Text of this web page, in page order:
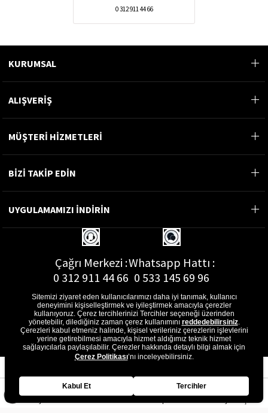
0 312 911 44 66
KURUMSAL
ALIŞVERİŞ
MÜŞTERİ HİZMETLERİ
BİZİ TAKİP EDİN
UYGULAMAMIZI İNDİRİN
Çağrı Merkezi :
0 312 911 44 66
Whatsapp Hattı :
0 533 145 69 96
E-Posta Adresi :
musterihizmetleri@gon.com.tr
Sitemizi ziyaret eden kullanıcılarımızı daha iyi tanımak, kullanıcı
deneyimini kişiselleştirmek ve iyileştirmek amacıyla çerezler
kullanıyoruz. Çerez tercihlerinizi Tercihler seçeneği üzerinden
yönetebilir, dilediğiniz zaman çerez kullanımını reddedebilirsiniz.
Çerezleri kabul etmeniz halinde, kişisel verileriniz çerezlerin işlevlerini
yerine getirebilmesi amacıyla hizmet aldığımız teknik hizmet
sağlayıcılarla paylaşılabilir. Çerezler hakkında detaylı bilgi almak için
Çerez Politikası’nı inceleyebilirsiniz.
Kabul Et Tercihler